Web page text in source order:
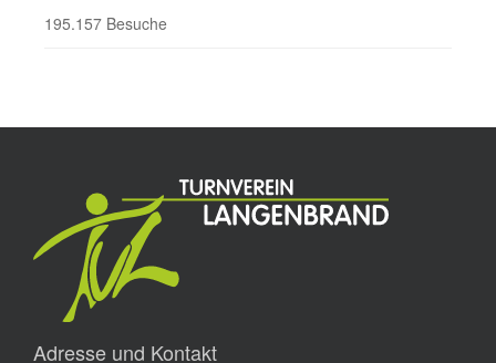
195.157 Besuche
Adresse und Kontakt